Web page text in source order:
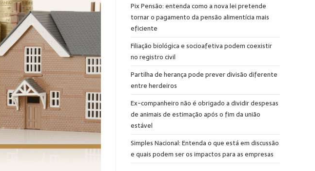
Pix Pensão: entenda como a nova lei pretende
tornar o pagamento da pensão alimentícia mais
eficiente
Filiação biológica e socioafetiva podem coexistir
no registro civil
Partilha de herança pode prever divisão diferente
entre herdeiros
Ex-companheiro não é obrigado a dividir despesas
de animais de estimação após o fim da união
estável
Simples Nacional: Entenda o que está em discussão
e quais podem ser os impactos para as empresas